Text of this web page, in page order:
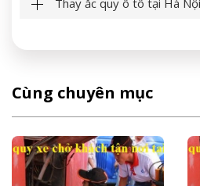
Thay ắc quy ô tô tại Hà
Cùng chuyên mục